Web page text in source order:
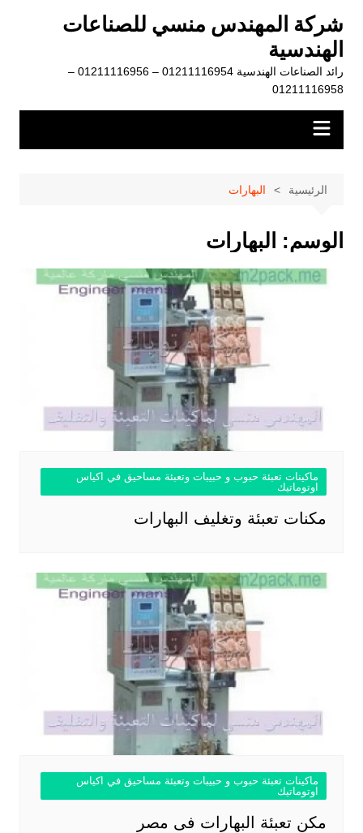
المحتوى
شركة المهندس منسي للصناعات
الهندسية
رائد الصناعات الهندسية 01211116954 – 01211116956 –
01211116958
الرئيسية البهارات
الوسم: البهارات
ماكينات تعبئة حبوب و حبيبات وتعبئة مساحيق في اكياس
اوتوماتيك
مكنات تعبئة وتغليف البهارات
ماكينات تعبئة حبوب و حبيبات وتعبئة مساحيق في اكياس
اوتوماتيك
مكن تعبئة البهارات فى مصر